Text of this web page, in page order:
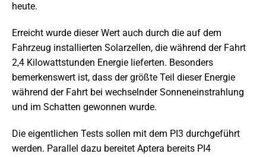
heute.
Erreicht wurde dieser Wert auch durch die auf dem
Fahrzeug installierten Solarzellen, die während der Fahrt
2,4 Kilowattstunden Energie lieferten. Besonders
bemerkenswert ist, dass der größte Teil dieser Energie
während der Fahrt bei wechselnder Sonneneinstrahlung
und im Schatten gewonnen wurde.
Die eigentlichen Tests sollen mit dem PI3 durchgeführt
werden. Parallel dazu bereitet Aptera bereits PI4